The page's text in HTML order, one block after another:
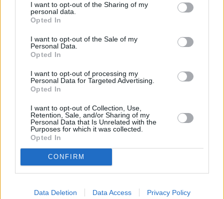
I want to opt-out of the Sharing of my
personal data.
Opted In
I want to opt-out of the Sale of my
Personal Data.
Opted In
I want to opt-out of processing my
Personal Data for Targeted Advertising.
Opted In
I want to opt-out of Collection, Use,
Retention, Sale, and/or Sharing of my
Personal Data that Is Unrelated with the
Purposes for which it was collected.
Opted In
CONFIRM
Data Deletion Data Access Privacy Policy
Εργασίες ασφαλτόστρωσης σε τρεις οδούς του
Βαρβασίου